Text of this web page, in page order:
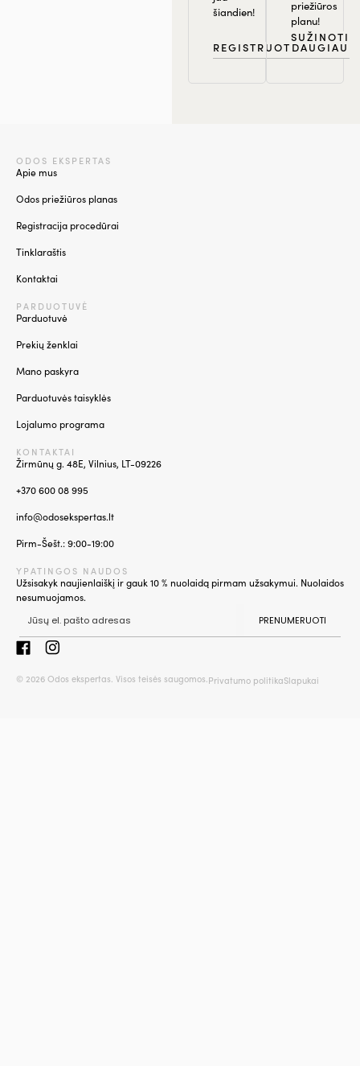
šiandien!
REGISTRUOTIS
priežiūros
planu!
SUŽINOTI
DAUGIAU
ODOS EKSPERTAS
Apie mus
Odos priežiūros planas
Registracija procedūrai
Tinklaraštis
Kontaktai
PARDUOTUVĖ
Parduotuvė
Prekių ženklai
Mano paskyra
Parduotuvės taisyklės
Lojalumo programa
KONTAKTAI
Žirmūnų g. 48E, Vilnius, LT-09226
+370 600 08 995
info@odosekspertas.lt
Pirm-Šešt.: 9:00-19:00
YPATINGOS NAUDOS
Užsisakyk naujienlaiškį ir gauk 10 % nuolaidą pirmam užsakymui. Nuolaidos
nesumuojamos.
PRENUMERUOTI
© 2026 Odos ekspertas. Visos teisės saugomos. Privatumo politikaSlapukai